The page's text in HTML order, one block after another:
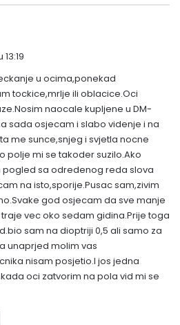
u ocima,ponekad
tockice,mrlje ili oblacice.Oci
naocale kupljene u DM-
sada osjecam i slabo videnje i na
me sunce,snjeg i svjetla nocne
polje mi se takoder suzilo.Ako
sa odredenog reda slova
na isto,sporije.Pusac sam,zivim
god osjecam da sve manje
vec oko sedam gidina.Prije toga
sam na dioptriji 0,5 ali samo za
unaprjed molim vas
nisam posjetio.I jos jedna
oci zatvorim na pola vid mi se